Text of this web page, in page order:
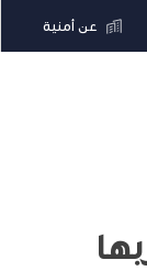
عن أمنية